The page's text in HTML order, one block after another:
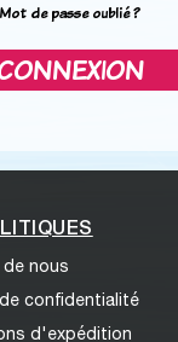
Mot de passe oublié ?
nous
confidentialité
d'expédition